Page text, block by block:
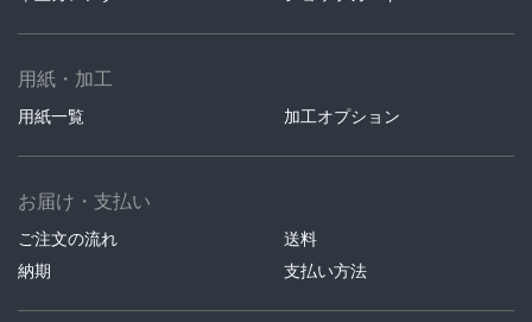
用紙・加工
用紙一覧 加工オプション
お届け・支払い
ご注文の流れ
送料
納期
支払い方法